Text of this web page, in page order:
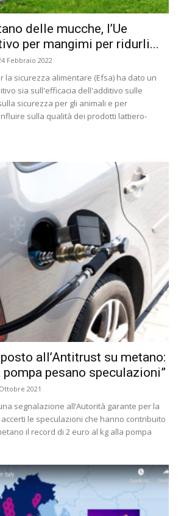
delle mucche, l’Ue
per mangimi per ridurli...
Febbraio 2022
la sicurezza alimentare (Efsa) ha dato un
sia sull'efficacia dell'additivo sulle
sicurezza per gli animali e per
sulla qualità dei prodotti lattiero-
all’Antitrust su metano:
pompa pesano speculazioni”
2021
segnalazione all’Autorità garante per la
le speculazioni che hanno contribuito
il record di 2 euro al kg alla pompa